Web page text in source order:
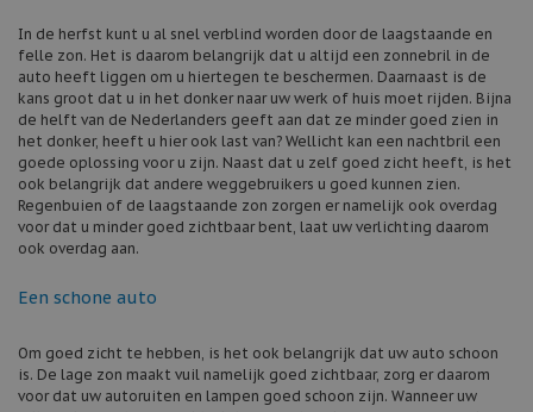
In de herfst kunt u al snel verblind worden door de laagstaande en
felle zon. Het is daarom belangrijk dat u altijd een zonnebril in de
auto heeft liggen om u hiertegen te beschermen. Daarnaast is de
kans groot dat u in het donker naar uw werk of huis moet rijden. Bijna
de helft van de Nederlanders geeft aan dat ze minder goed zien in
het donker, heeft u hier ook last van? Wellicht kan een nachtbril een
goede oplossing voor u zijn. Naast dat u zelf goed zicht heeft, is het
ook belangrijk dat andere weggebruikers u goed kunnen zien.
Regenbuien of de laagstaande zon zorgen er namelijk ook overdag
voor dat u minder goed zichtbaar bent, laat uw verlichting daarom
ook overdag aan.
Een schone auto
Om goed zicht te hebben, is het ook belangrijk dat uw auto schoon
is. De lage zon maakt vuil namelijk goed zichtbaar, zorg er daarom
voor dat uw autoruiten en lampen goed schoon zijn. Wanneer uw